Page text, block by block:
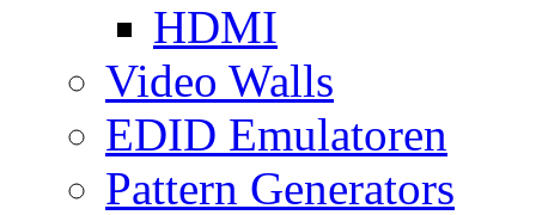
HDMI
Video Walls
EDID Emulatoren
Pattern Generators